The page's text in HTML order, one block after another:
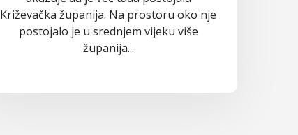
Križevačka županija. Na prostoru oko nje
postojalo je u srednjem vijeku više
županija...